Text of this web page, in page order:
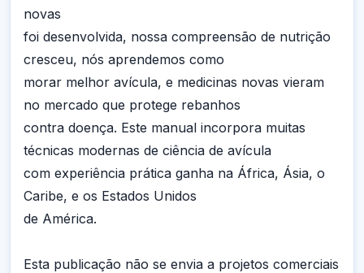
novas
foi desenvolvida, nossa compreensão de nutrição
cresceu, nós aprendemos como
morar melhor avícula, e medicinas novas vieram
no mercado que protege rebanhos
contra doença. Este manual incorpora muitas
técnicas modernas de ciência de avícula
com experiência prática ganha na África, Ásia, o
Caribe, e os Estados Unidos
de América.
Esta publicação não se envia a projetos comerciais